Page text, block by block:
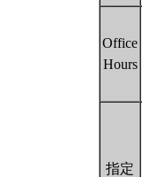
Office
Hours
指定